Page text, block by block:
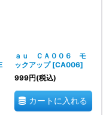
ａｕ ＣＡ００６ モ
ックアップ [CA006]
999円(税込)
カートに入れる